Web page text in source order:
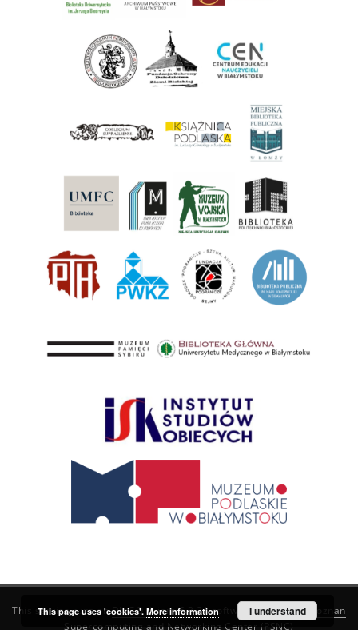
This service runs onDInGO dLibra 6.3.21software created by
Poznan
Supercomputing and Networking Center (PSNC)
This page uses 'cookies'. More information I understand